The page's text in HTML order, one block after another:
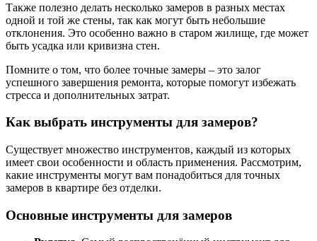
Также полезно делать несколько замеров в разных местах
одной и той же стены, так как могут быть небольшие
отклонения. Это особенно важно в старом жилище, где может
быть усадка или кривизна стен.
Помните о том, что более точные замеры – это залог
успешного завершения ремонта, которые помогут избежать
стресса и дополнительных затрат.
Как выбрать инструменты для замеров?
Существует множество инструментов, каждый из которых
имеет свои особенности и область применения. Рассмотрим,
какие инструменты могут вам понадобиться для точных
замеров в квартире без отделки.
Основные инструменты для замеров